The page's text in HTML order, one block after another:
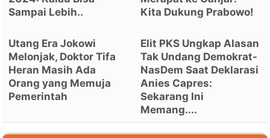
Sampai Lebih..
Kita Dukung Prabowo!
Utang Era Jokowi
Melonjak, Doktor Tifa
Heran Masih Ada
Orang yang Memuja
Pemerintah
Elit PKS Ungkap Alasan
Tak Undang Demokrat-
NasDem Saat Deklarasi
Anies Capres:
Sekarang Ini
Memang....